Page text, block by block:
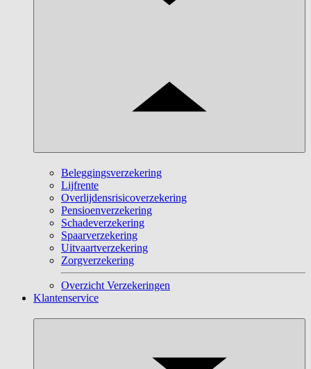
Beleggingsverzekering
Lijfrente
Overlijdensrisicoverzekering
Pensioenverzekering
Schadeverzekering
Spaarverzekering
Uitvaartverzekering
Zorgverzekering
Overzicht Verzekeringen
Klantenservice